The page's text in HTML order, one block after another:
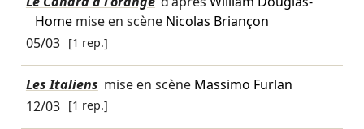
Homemise en scène Nicolas Briançon
05/03 [1 rep.]
Les Italiens mise en scène Massimo Furlan
12/03 [1 rep.]